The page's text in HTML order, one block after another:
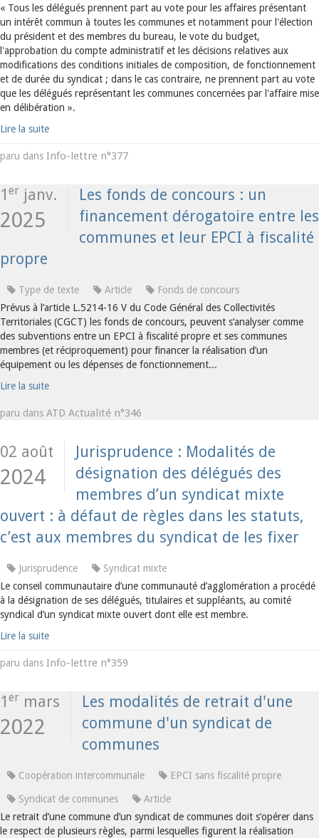
« Tous les délégués prennent part au vote pour les affaires présentant
un intérêt commun à toutes les communes et notamment pour l'élection
du président et des membres du bureau, le vote du budget,
l'approbation du compte administratif et les décisions relatives aux
modifications des conditions initiales de composition, de fonctionnement
et de durée du syndicat ; dans le cas contraire, ne prennent part au vote
que les délégués représentant les communes concernées par l'affaire mise
en délibération ».
Lire la suite
paru dans Info-lettre n°377
1 er janv.
2025
Les fonds de concours : un
financement dérogatoire entre les
communes et leur EPCI à fiscalité
propre
Type de texte Article
Fonds de concours
Prévus à l’article L.5214-16 V du Code Général des Collectivités
Territoriales (CGCT) les fonds de concours, peuvent s’analyser comme
des subventions entre un EPCI à fiscalité propre et ses communes
membres (et réciproquement) pour financer la réalisation d’un
équipement ou les dépenses de fonctionnement...
Lire la suite
paru dans ATD Actualité n°346
02 août
2024
Jurisprudence : Modalités de
désignation des délégués des
membres d’un syndicat mixte
ouvert : à défaut de règles dans les statuts,
c’est aux membres du syndicat de les fixer
Jurisprudence
Syndicat mixte
Le conseil communautaire d’une communauté d’agglomération a procédé
à la désignation de ses délégués, titulaires et suppléants, au comité
syndical d’un syndicat mixte ouvert dont elle est membre.
Lire la suite
paru dans Info-lettre n°359
1 er mars
2022
Les modalités de retrait d'une
commune d'un syndicat de
communes
Coopération intercommunale EPCI sans fiscalité propre
Syndicat de communes
Article
Le retrait d’une commune d’un syndicat de communes doit s’opérer dans
le respect de plusieurs règles, parmi lesquelles figurent la réalisation